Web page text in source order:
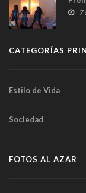
7
CATEGORÍAS
Estilo de Vida
Sociedad
FOTOS AL AZAR